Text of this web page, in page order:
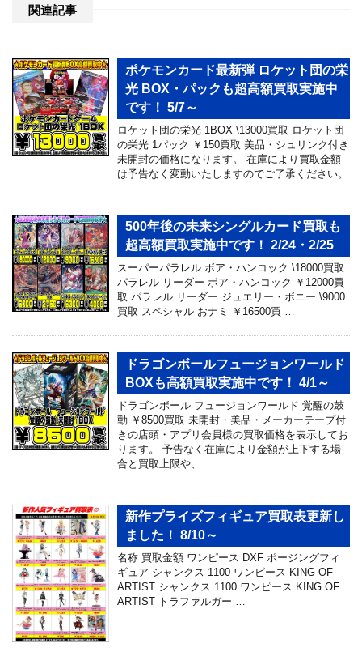
関連記事
ポケモンカード最新弾 ロケット団の栄
光 BOX・パックも超高額買取実施中
です！ 5/7～
ロケット団の栄光 1BOX \13000買取 ロケット団
の栄光 1パック ￥150買取 美品・シュリンク付き
未開封の価格になります。 在庫により買取金額
は予告なく変動いたしますのでご了承ください。
500年後の未来シングルカード買取も
超高額買取実施中です！ 2/24・2/25
スーパーパラレル ボア・ハンコック \18000買取
パラレル リーダー ボア・ハンコック ￥12000買
取 パラレル リーダー ジュエリー・ボニー \9000
買取 スペシャル おナミ ￥16500買 …
ドラゴンボールフュージョンワールド
BOXも高額買取実施中です！ 4/1～
ドラゴンボール フュージョンワールド 覚醒の鼓
動 ￥8500買取 未開封・美品・メーカーテープ付
きの店頭・アプリ会員様の買取価格を表示してお
ります。 予告なく在庫により金額が上下する場
合と買取上限や、 …
新作プライズフィギュア買取表更新し
ました！ 8/10～
名称 買取金額 ワンピース DXF ポージングフィ
ギュア シャンクス 1100 ワンピース KING OF
ARTIST シャンクス 1100 ワンピース KING OF
ARTIST トラファルガー …